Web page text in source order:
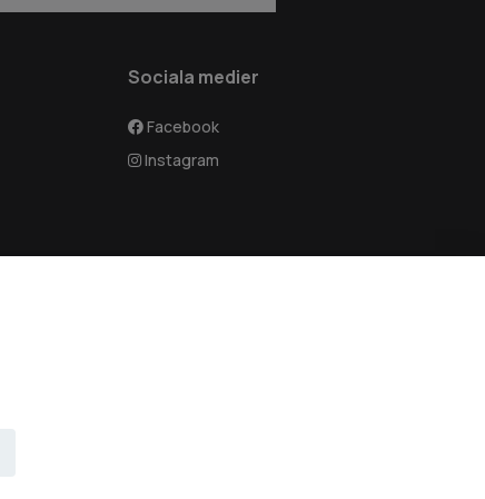
Sociala medier
Facebook
Instagram